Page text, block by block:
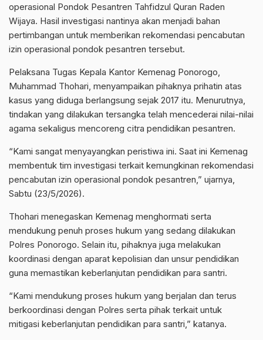
operasional Pondok Pesantren Tahfidzul Quran Raden
Wijaya. Hasil investigasi nantinya akan menjadi bahan
pertimbangan untuk memberikan rekomendasi pencabutan
izin operasional pondok pesantren tersebut.
Pelaksana Tugas Kepala Kantor Kemenag Ponorogo,
Muhammad Thohari, menyampaikan pihaknya prihatin atas
kasus yang diduga berlangsung sejak 2017 itu. Menurutnya,
tindakan yang dilakukan tersangka telah mencederai nilai-nilai
agama sekaligus mencoreng citra pendidikan pesantren.
“Kami sangat menyayangkan peristiwa ini. Saat ini Kemenag
membentuk tim investigasi terkait kemungkinan rekomendasi
pencabutan izin operasional pondok pesantren,” ujarnya,
Sabtu (23/5/2026).
Thohari menegaskan Kemenag menghormati serta
mendukung penuh proses hukum yang sedang dilakukan
Polres Ponorogo. Selain itu, pihaknya juga melakukan
koordinasi dengan aparat kepolisian dan unsur pendidikan
guna memastikan keberlanjutan pendidikan para santri.
“Kami mendukung proses hukum yang berjalan dan terus
berkoordinasi dengan Polres serta pihak terkait untuk
mitigasi keberlanjutan pendidikan para santri,” katanya.